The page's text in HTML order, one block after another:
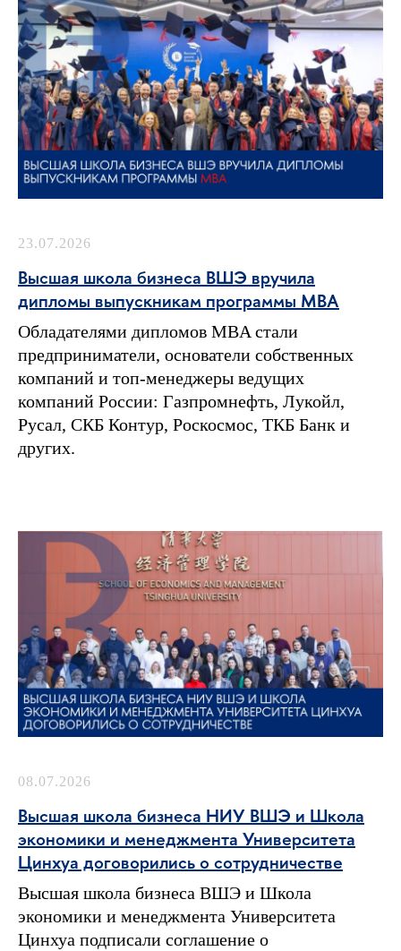
23.07.2026
Высшая школа бизнеса ВШЭ вручила
дипломы выпускникам программы MBA
Обладателями дипломов MBA стали
предприниматели, основатели собственных
компаний и топ-менеджеры ведущих
компаний России: Газпромнефть, Лукойл,
Русал, СКБ Контур, Роскосмос, ТКБ Банк и
других.
08.07.2026
Высшая школа бизнеса НИУ ВШЭ и Школа
экономики и менеджмента Университета
Цинхуа договорились о сотрудничестве
Высшая школа бизнеса ВШЭ и Школа
экономики и менеджмента Университета
Цинхуа подписали соглашение о